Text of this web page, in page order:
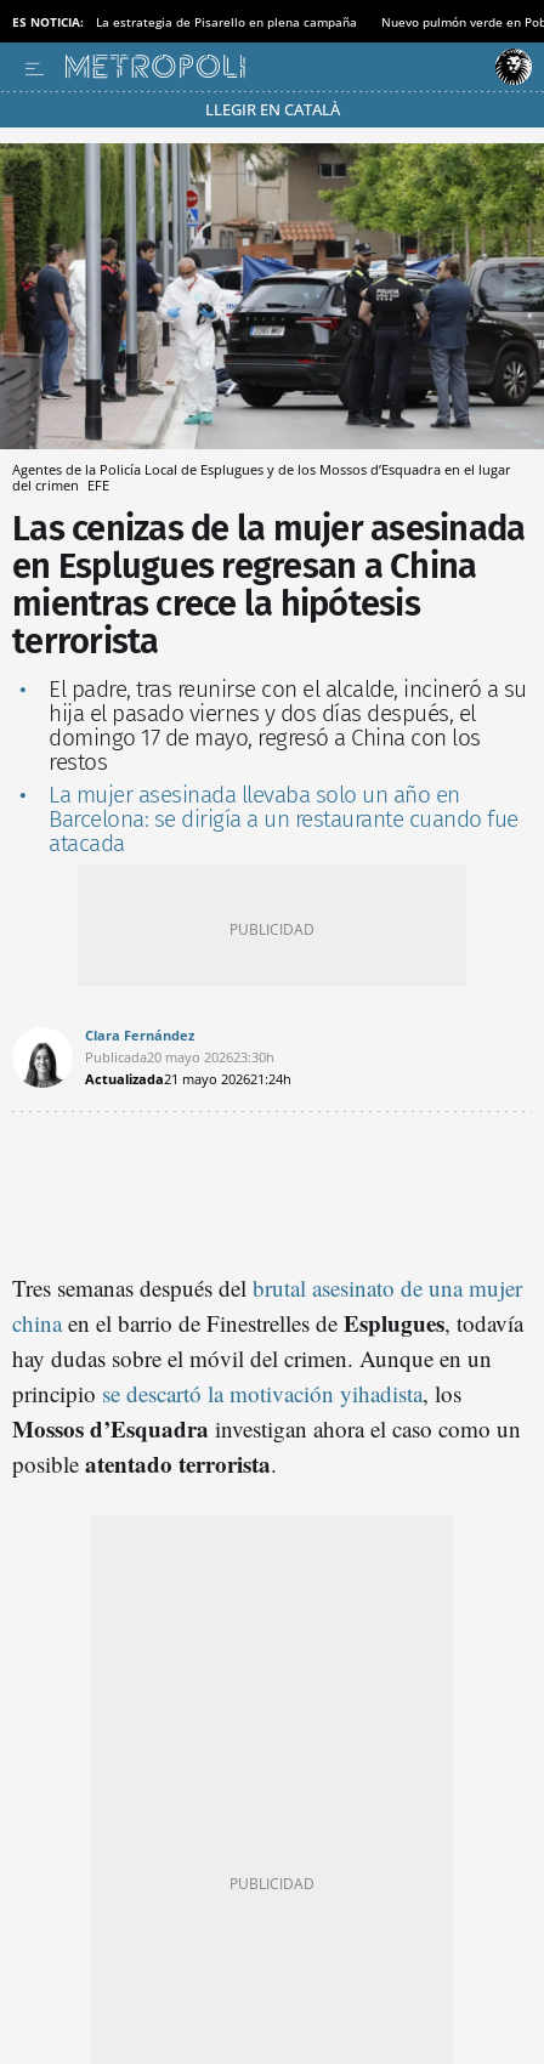
ES NOTICIA: La estrategia de Pisarello en plena campaña Nuevo pulmón verde en
LLEGIR EN CATALÀ
Pásate al MODO AHORRO
Agentes de la Policía Local de Esplugues y de los Mossos d’Esquadra en el lugar
del crimen EFE
Las cenizas de la mujer asesinada
en Esplugues regresan a China
mientras crece la hipótesis
terrorista
El padre, tras reunirse con el alcalde, incineró a su
hija el pasado viernes y dos días después, el
domingo 17 de mayo, regresó a China con los
restos
La mujer asesinada llevaba solo un año en
Barcelona: se dirigía a un restaurante cuando fue
atacada
Clara Fernández
Publicada20 mayo 202623:30h
Actualizada21 mayo 202621:24h
Tres semanas después del brutal asesinato de una mujer
chinaen el barrio de Finestrelles de Esplugues, todavía
hay dudas sobre el móvil del crimen. Aunque en un
principio se descartó la motivación yihadista, los
Mossos d’Esquadra investigan ahora el caso como un
posible atentado terrorista.